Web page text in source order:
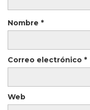
Nombre *
Correo electrónico *
Web